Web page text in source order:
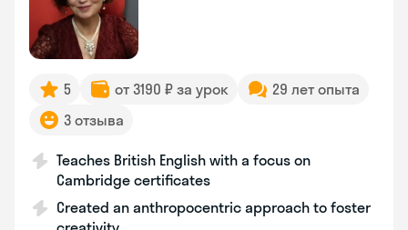
5 от 3190 ₽ за урок
29 лет опыта
3 отзыва
Teaches British English with a focus on
Cambridge certificates
Created an anthropocentric approach to foster